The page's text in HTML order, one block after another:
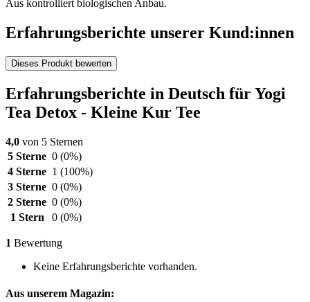
Aus kontrolliert biologischen Anbau.
Erfahrungsberichte unserer Kund:innen
Dieses Produkt bewerten
Erfahrungsberichte in Deutsch für Yogi
Tea Detox - Kleine Kur Tee
4,0 von 5 Sternen
5 Sterne 0 (0%)
4 Sterne 1 (100%)
3 Sterne 0 (0%)
2 Sterne 0 (0%)
1 Stern
0 (0%)
1 Bewertung
Keine Erfahrungsberichte vorhanden.
Aus unserem Magazin: